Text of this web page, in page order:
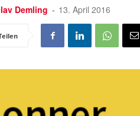
Demling - 13. April 2016